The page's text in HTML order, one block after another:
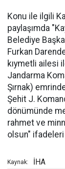
Konu ile ilgili
paylaşımda
Belediye
Furkan
kıymetli ailesi
Jandarma
Şırnak)
Şehit J.
dönümünde
rahmet ve
olsun" ifadeleri
Kaynak: İHA